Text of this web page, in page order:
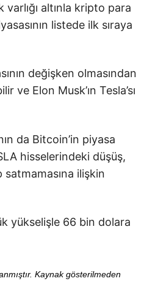
altınla kripto para
listede ilk sıraya
değişken olmasından
ve Elon Musk’ın Tesla’sı
da Bitcoin’in piyasa
hisselerindeki düşüş,
satmamasına ilişkin
yükselişle 66 bin dolara
Kaynak gösterilmeden